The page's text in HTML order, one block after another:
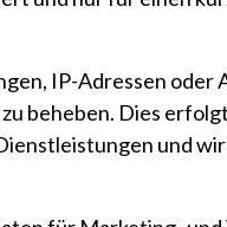
IP-Adressen
beheben. Dies
und